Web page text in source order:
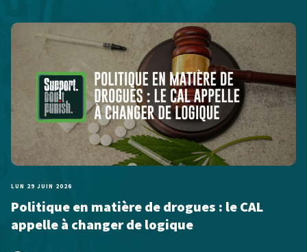
LUN 29 JUIN 2026
Politique en matière de drogues : le CAL
appelle à changer de logique